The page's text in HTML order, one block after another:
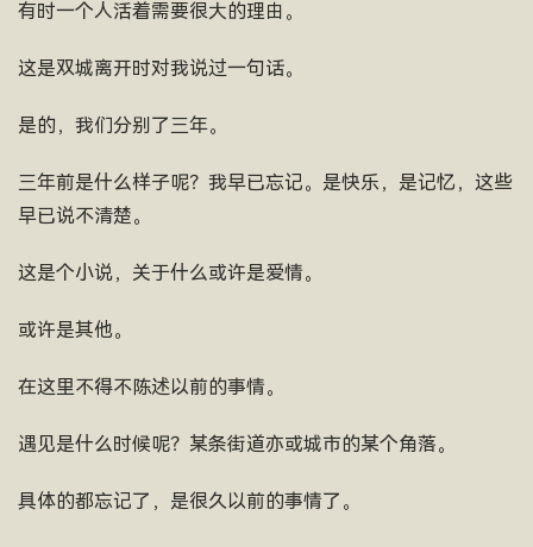
有时一个人活着需要很大的理由。
这是双城离开时对我说过一句话。
是的，我们分别了三年。
三年前是什么样子呢？我早已忘记。是快乐，是记忆，这些
早已说不清楚。
这是个小说，关于什么或许是爱情。
或许是其他。
在这里不得不陈述以前的事情。
遇见是什么时候呢？某条街道亦或城市的某个角落。
具体的都忘记了，是很久以前的事情了。